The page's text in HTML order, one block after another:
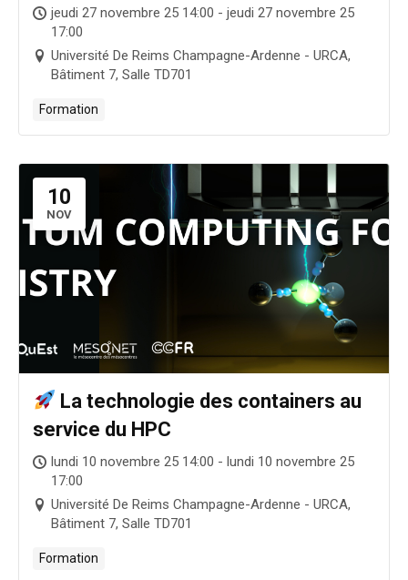
jeudi 27 novembre 25 14:00 - jeudi 27 novembre 25
17:00
Université De Reims Champagne-Ardenne - URCA,
Bâtiment 7, Salle TD701
Formation
10
NOV
La technologie des containers au
service du HPC
lundi 10 novembre 25 14:00 - lundi 10 novembre 25
17:00
Université De Reims Champagne-Ardenne - URCA,
Bâtiment 7, Salle TD701
Formation